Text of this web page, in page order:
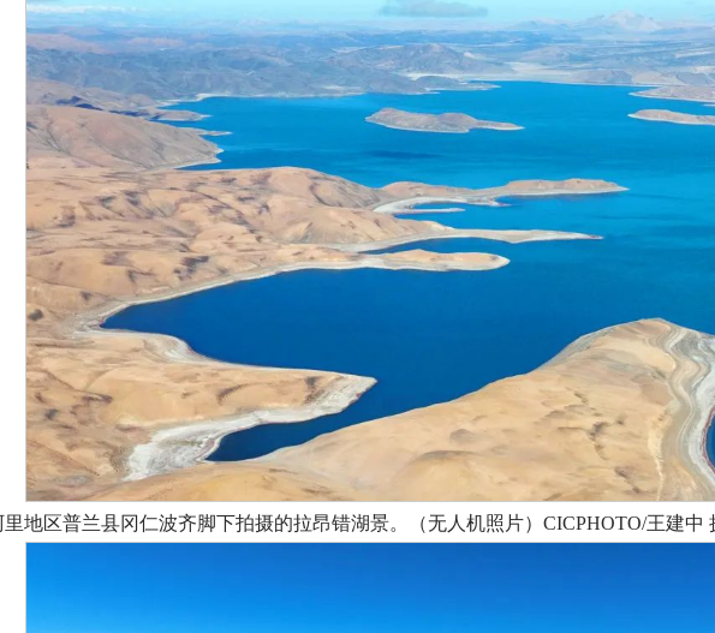
里地区普兰县冈仁波齐脚下拍摄的拉昂错湖景。（无人机照片）CICPHOTO/王建中